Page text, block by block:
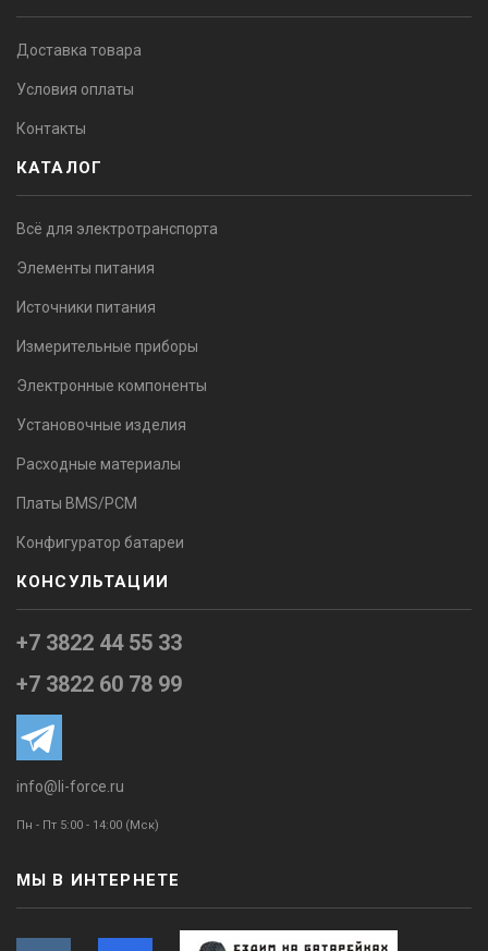
Доставка товара
Условия оплаты
Контакты
КАТАЛОГ
Всё для электротранспорта
Элементы питания
Источники питания
Измерительные приборы
Электронные компоненты
Установочные изделия
Расходные материалы
Платы BMS/PCM
Конфигуратор батареи
КОНСУЛЬТАЦИИ
+7 3822 44 55 33
+7 3822 60 78 99
info@li-force.ru
Пн - Пт 5:00 - 14:00 (Мск)
МЫ В ИНТЕРНЕТЕ